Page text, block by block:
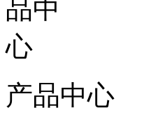
产品中心